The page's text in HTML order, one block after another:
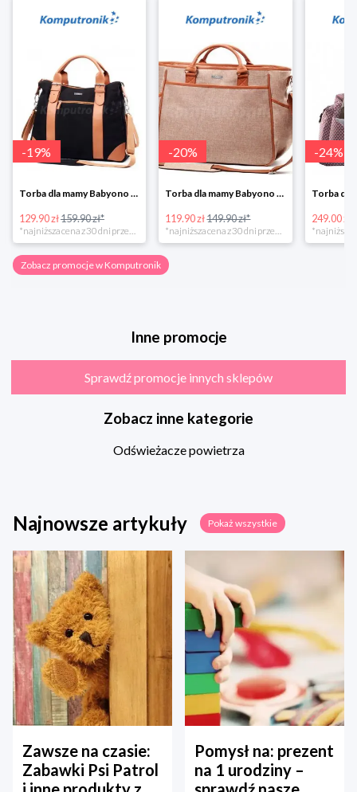
-19%
Torba dla mamy Babyono 1505/01 Comfort Icoinic 5/5
129.90 zł159.90 zł*
-20%
Torba dla mamy Babyono 1507/01 Comfort Chic w super cenie
119.90 zł149.90 zł*
-24%
249.00 zł
Zobacz promocje w Komputronik
Inne promocje
Sprawdź promocje innych sklepów
Zobacz inne kategorie
Odświeżacze powietrza
Najnowsze artykuły Pokaż wszystkie
Zawsze na czasie:
Zabawki Psi Patrol
Pomysł na: prezent
na 1 urodziny –